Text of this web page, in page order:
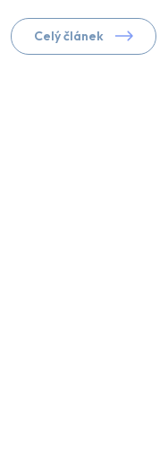
Celý článek